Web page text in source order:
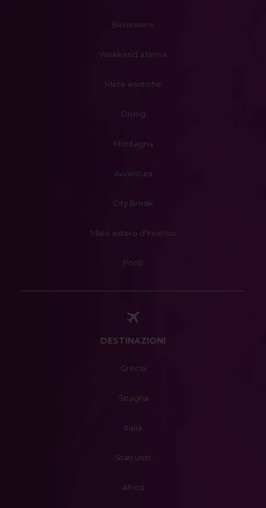
Benessere
Weekend a tema
Mete esotiche
Diving
Montagna
Avventura
City Break
Mare estero d'inverno
Ponti
DESTINAZIONI
Grecia
Spagna
Italia
Stati uniti
Africa